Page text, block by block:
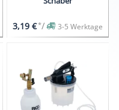
3,19 €*/ 3-5 Werktage